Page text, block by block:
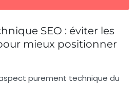
SEO : éviter les
mieux positionner
purement technique du